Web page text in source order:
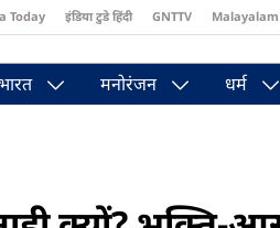
Today इंडिया टुडे हिंदी GNTTV Malayalam
मनोरंजन धर्म